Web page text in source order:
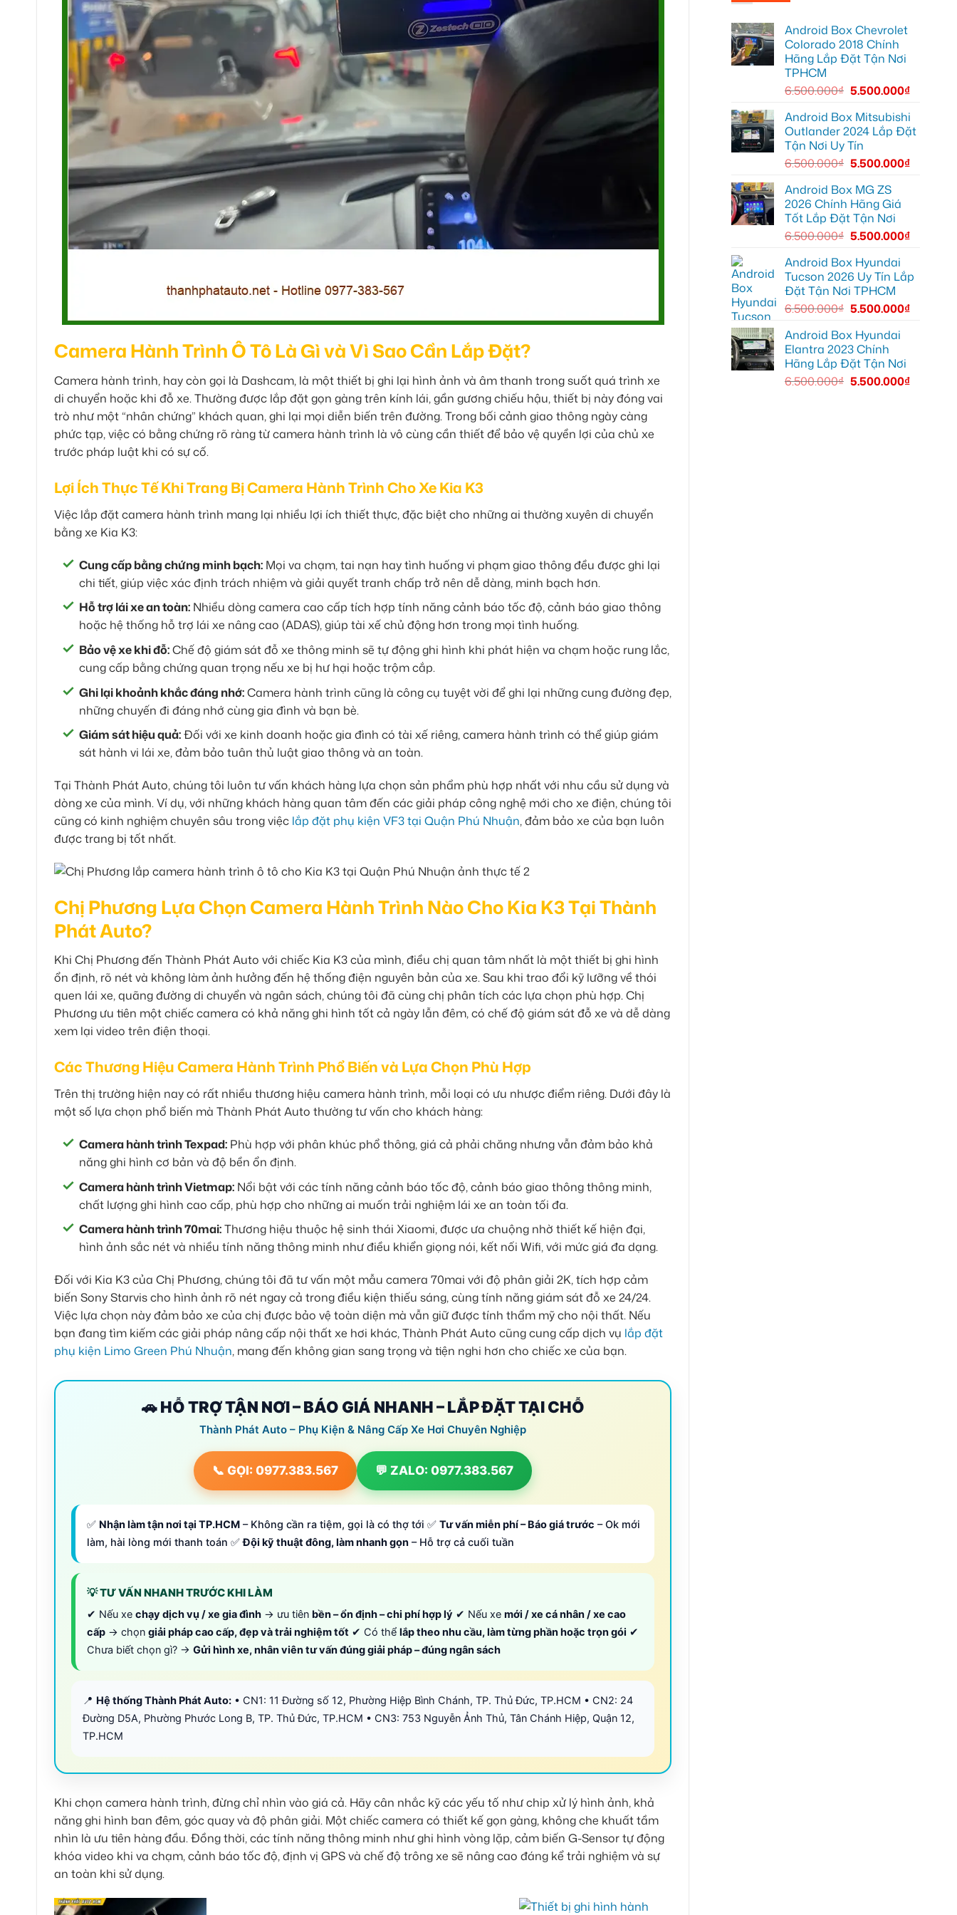
Camera Hành Trình Ô Tô Là Gì và Vì Sao Cần Lắp Đặt?
Camera hành trình, hay còn gọi là Dashcam, là một thiết bị ghi lại hình ảnh và âm thanh trong suốt quá trình xe
di chuyển hoặc khi đỗ xe. Thường được lắp đặt gọn gàng trên kính lái, gần gương chiếu hậu, thiết bị này đóng vai
trò như một “nhân chứng” khách quan, ghi lại mọi diễn biến trên đường. Trong bối cảnh giao thông ngày càng
phức tạp, việc có bằng chứng rõ ràng từ camera hành trình là vô cùng cần thiết để bảo vệ quyền lợi của chủ xe
trước pháp luật khi có sự cố.
Lợi Ích Thực Tế Khi Trang Bị Camera Hành Trình Cho Xe Kia K3
Việc lắp đặt camera hành trình mang lại nhiều lợi ích thiết thực, đặc biệt cho những ai thường xuyên di chuyển
bằng xe Kia K3:
Cung cấp bằng chứng minh bạch: Mọi va chạm, tai nạn hay tình huống vi phạm giao thông đều được ghi lại
chi tiết, giúp việc xác định trách nhiệm và giải quyết tranh chấp trở nên dễ dàng, minh bạch hơn.
Hỗ trợ lái xe an toàn: Nhiều dòng camera cao cấp tích hợp tính năng cảnh báo tốc độ, cảnh báo giao thông
hoặc hệ thống hỗ trợ lái xe nâng cao (ADAS), giúp tài xế chủ động hơn trong mọi tình huống.
Bảo vệ xe khi đỗ:Chế độ giám sát đỗ xe thông minh sẽ tự động ghi hình khi phát hiện va chạm hoặc rung lắc,
cung cấp bằng chứng quan trọng nếu xe bị hư hại hoặc trộm cắp.
Ghi lại khoảnh khắc đáng nhớ:Camera hành trình cũng là công cụ tuyệt vời để ghi lại những cung đường đẹp,
những chuyến đi đáng nhớ cùng gia đình và bạn bè.
Giám sát hiệu quả:Đối với xe kinh doanh hoặc gia đình có tài xế riêng, camera hành trình có thể giúp giám
sát hành vi lái xe, đảm bảo tuân thủ luật giao thông và an toàn.
Tại Thành Phát Auto, chúng tôi luôn tư vấn khách hàng lựa chọn sản phẩm phù hợp nhất với nhu cầu sử dụng và
dòng xe của mình. Ví dụ, với những khách hàng quan tâm đến các giải pháp công nghệ mới cho xe điện, chúng tôi
cũng có kinh nghiệm chuyên sâu trong việc lắp đặt phụ kiện VF3 tại Quận Phú Nhuận, đảm bảo xe của bạn luôn
được trang bị tốt nhất.
Chị Phương Lựa Chọn Camera Hành Trình Nào Cho Kia K3 Tại Thành
Phát Auto?
Khi Chị Phương đến Thành Phát Auto với chiếc Kia K3 của mình, điều chị quan tâm nhất là một thiết bị ghi hình
ổn định, rõ nét và không làm ảnh hưởng đến hệ thống điện nguyên bản của xe. Sau khi trao đổi kỹ lưỡng về thói
quen lái xe, quãng đường di chuyển và ngân sách, chúng tôi đã cùng chị phân tích các lựa chọn phù hợp. Chị
Phương ưu tiên một chiếc camera có khả năng ghi hình tốt cả ngày lẫn đêm, có chế độ giám sát đỗ xe và dễ dàng
xem lại video trên điện thoại.
Các Thương Hiệu Camera Hành Trình Phổ Biến và Lựa Chọn Phù Hợp
Trên thị trường hiện nay có rất nhiều thương hiệu camera hành trình, mỗi loại có ưu nhược điểm riêng. Dưới đây là
một số lựa chọn phổ biến mà Thành Phát Auto thường tư vấn cho khách hàng:
Camera hành trình Texpad: Phù hợp với phân khúc phổ thông, giá cả phải chăng nhưng vẫn đảm bảo khả
năng ghi hình cơ bản và độ bền ổn định.
Camera hành trình Vietmap: Nổi bật với các tính năng cảnh báo tốc độ, cảnh báo giao thông thông minh,
chất lượng ghi hình cao cấp, phù hợp cho những ai muốn trải nghiệm lái xe an toàn tối đa.
Camera hành trình 70mai:Thương hiệu thuộc hệ sinh thái Xiaomi, được ưa chuộng nhờ thiết kế hiện đại,
hình ảnh sắc nét và nhiều tính năng thông minh như điều khiển giọng nói, kết nối Wifi, với mức giá đa dạng.
Đối với Kia K3 của Chị Phương, chúng tôi đã tư vấn một mẫu camera 70mai với độ phân giải 2K, tích hợp cảm
biến Sony Starvis cho hình ảnh rõ nét ngay cả trong điều kiện thiếu sáng, cùng tính năng giám sát đỗ xe 24/24.
Việc lựa chọn này đảm bảo xe của chị được bảo vệ toàn diện mà vẫn giữ được tính thẩm mỹ cho nội thất. Nếu
bạn đang tìm kiếm các giải pháp nâng cấp nội thất xe hơi khác, Thành Phát Auto cũng cung cấp dịch vụ lắp đặt
phụ kiện Limo Green Phú Nhuận, mang đến không gian sang trọng và tiện nghi hơn cho chiếc xe của bạn.
🚗 HỖ TRỢ TẬN NƠI – BÁO GIÁ NHANH – LẮP ĐẶT TẠI CHỖ
Thành Phát Auto – Phụ Kiện & Nâng Cấp Xe Hơi Chuyên Nghiệp
📞 GỌI: 0977.383.567 💬 ZALO: 0977.383.567
✅ Nhận làm tận nơi tại TP.HCM – Không cần ra tiệm, gọi là có thợ tới ✅ Tư vấn miễn phí – Báo giá trước – Ok mới
làm, hài lòng mới thanh toán ✅Đội kỹ thuật đông, làm nhanh gọn – Hỗ trợ cả cuối tuần
💡 TƯ VẤN NHANH TRƯỚC KHI LÀM
✔ Nếu xe chạy dịch vụ / xe gia đình → ưu tiên bền – ổn định – chi phí hợp lý ✔ Nếu xe mới / xe cá nhân / xe cao
cấp → chọn giải pháp cao cấp, đẹp và trải nghiệm tốt ✔ Có thể lắp theo nhu cầu, làm từng phần hoặc trọn gói ✔
Chưa biết chọn gì? → Gửi hình xe, nhân viên tư vấn đúng giải pháp – đúng ngân sách
📍 Hệ thống Thành Phát Auto: • CN1: 11 Đường số 12, Phường Hiệp Bình Chánh, TP. Thủ Đức, TP.HCM • CN2: 24
Đường D5A, Phường Phước Long B, TP. Thủ Đức, TP.HCM • CN3: 753 Nguyễn Ảnh Thủ, Tân Chánh Hiệp, Quận 12,
TP.HCM
Khi chọn camera hành trình, đừng chỉ nhìn vào giá cả. Hãy cân nhắc kỹ các yếu tố như chip xử lý hình ảnh, khả
năng ghi hình ban đêm, góc quay và độ phân giải. Một chiếc camera có thiết kế gọn gàng, không che khuất tầm
nhìn là ưu tiên hàng đầu. Đồng thời, các tính năng thông minh như ghi hình vòng lặp, cảm biến G-Sensor tự động
khóa video khi va chạm, cảnh báo tốc độ, định vị GPS và chế độ trông xe sẽ nâng cao đáng kể trải nghiệm và sự
an toàn khi sử dụng.
luôn
sạch
tại
Quận
trình
hơi
tín
cho
Anh
Khang
CR-
Quận
Android Box Chevrolet
Colorado 2018 Chính
Hãng Lắp Đặt Tận Nơi
TPHCM
6.500.000₫ 5.500.000₫
Android Box Mitsubishi
Outlander 2024 Lắp Đặt
Tận Nơi Uy Tín
6.500.000₫ 5.500.000₫
Android Box MG ZS
2026 Chính Hãng Giá
Tốt Lắp Đặt Tận Nơi
6.500.000₫ 5.500.000₫
Android Box Hyundai
Tucson 2026 Uy Tín Lắp
Đặt Tận Nơi TPHCM
6.500.000₫ 5.500.000₫
Android Box Hyundai
Elantra 2023 Chính
Hãng Lắp Đặt Tận Nơi
6.500.000₫ 5.500.000₫